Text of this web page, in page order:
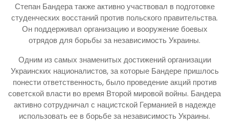
Степан Бандера также активно участвовал в подготовке
студенческих восстаний против польского правительства.
Он поддерживал организацию и вооружение боевых
отрядов для борьбы за независимость Украины.
Одним из самых знаменитых достижений организации
Украинских националистов, за которые Бандере пришлось
понести ответственность, было проведение акций против
советской власти во время Второй мировой войны. Бандера
активно сотрудничал с нацистской Германией в надежде
использовать ее в борьбе за независимость Украины.